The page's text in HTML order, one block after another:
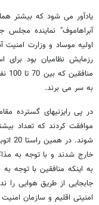
یادآور می شود که بیشتر
آبراهاموف" نماینده مجلس
اولیه موساد و وزارت امنیت
رزمایش نظامیان بود برای
به سر می برند.
در پی رایزنیهای گسترده
موافقت کردند که تعداد
خارج شدند و با توجه به
به اینکه منافقین با توجه
جابجایی از طریق هوایی را
امنیتی اقلیم و سازمان